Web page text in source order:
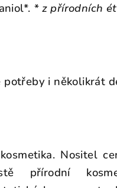
* z přírodních
i několikrát
Nositel
přírodní